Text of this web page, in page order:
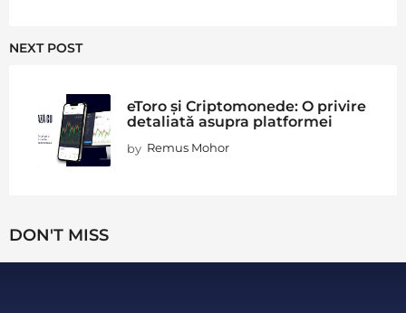
NEXT POST
eToro și Criptomonede: O privire
detaliată asupra platformei
by Remus Mohor
DON'T MISS